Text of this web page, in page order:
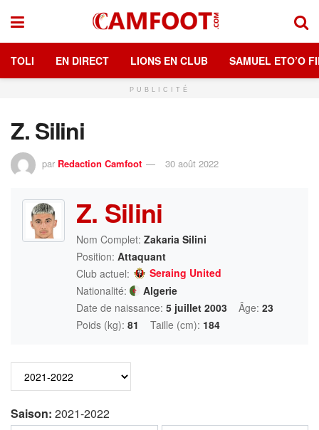
TOLI EN DIRECT LIONS EN CLUB SAMUEL ETO’O
PUBLICITÉ
Z. Silini
par Redaction Camfoot 30 août 2022
Z. Silini
Nom Complet: Zakaria Silini
Position: Attaquant
Club actuel:
Seraing United
Nationalité:
Algerie
Date de naissance: 5 juillet 2003 Âge: 23
Poids (kg): 81 Taille (cm): 184
Saison: 2021-2022